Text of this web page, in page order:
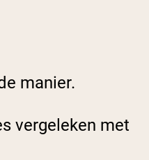
manier.
vergeleken met